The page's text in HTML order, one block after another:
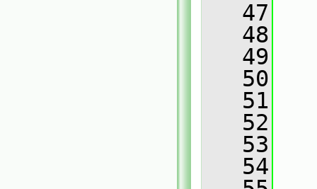
   47
   48
   49
   50
   51
   52
   53
   54